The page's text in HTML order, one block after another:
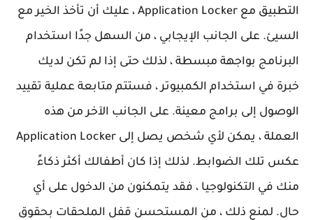
التطبيق مع Application Locker ، عليك أن تأخذ الخير مع
السيئ. على الجانب الإيجابي ، من السهل جدًا استخدام
البرنامج بواجهة مبسطة ، لذلك حتى إذا لم تكن لديك
خبرة في استخدام الكمبيوتر ، فستتم متابعة عملية تقييد
الوصول إلى برامج معينة. على الجانب الآخر من هذه
العملة ، يمكن لأي شخص يصل إلى Application Locker
عكس تلك الضوابط. لذلك إذا كان أطفالك أكثر ذكاءً
منك في التكنولوجيا ، فقد يتمكنون من الدخول على أي
حال. لمنع ذلك ، من المستحسن قفل الملحقات بحقوق